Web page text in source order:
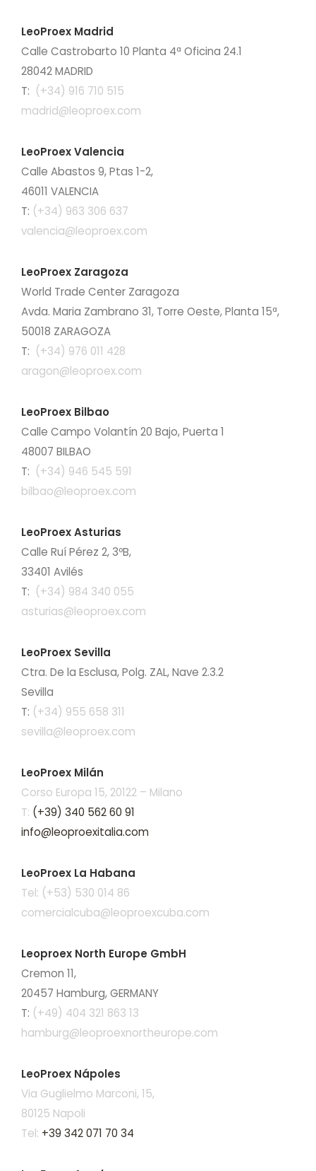
LeoProex Madrid
Calle Castrobarto 10 Planta 4ª Oficina 24.1
28042 MADRID
T: (+34) 916 710 515
madrid@leoproex.com
LeoProex Valencia
Calle Abastos 9, Ptas 1-2,
46011 VALENCIA
T: (+34) 963 306 637
valencia@leoproex.com
LeoProex Zaragoza
World Trade Center Zaragoza
Avda. Maria Zambrano 31, Torre Oeste, Planta 15ª,
50018 ZARAGOZA
T: (+34) 976 011 428
aragon@leoproex.com
LeoProex Bilbao
Calle Campo Volantín 20 Bajo, Puerta 1
48007 BILBAO
T: (+34) 946 545 591
bilbao@leoproex.com
LeoProex Asturias
Calle Ruí Pérez 2, 3ºB,
33401 Avilés
T: (+34) 984 340 055
asturias@leoproex.com
LeoProex Sevilla
Ctra. De la Esclusa, Polg. ZAL, Nave 2.3.2
Sevilla
T: (+34) 955 658 311
sevilla@leoproex.com
LeoProex Milán
Corso Europa 15, 20122 – Milano
T: (+39) 340 562 60 91
info@leoproexitalia.com
LeoProex La Habana
Tel: (+53) 530 014 86
comercialcuba@leoproexcuba.com
Leoproex North Europe GmbH
Cremon 11,
20457 Hamburg, GERMANY
T: (+49) 404 321 863 13
hamburg@leoproexnortheurope.com
LeoProex Nápoles
Via Guglielmo Marconi, 15,
80125 Napoli
Tel: +39 342 071 70 34